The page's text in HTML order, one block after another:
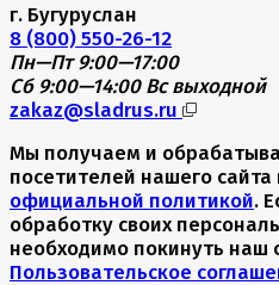
г. Бугуруслан
8 (800) 550-26-12
Пн—Пт 9:00—17:00
Сб 9:00—14:00 Вс выходной
zakaz@sladrus.ru
Мы получаем и
посетителей нашего сайта
официальной политикой.
обработку своих
необходимо покинуть наш
Пользовательское